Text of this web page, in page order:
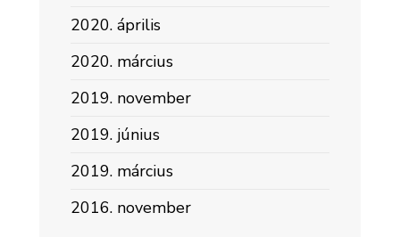
2020. április
2020. március
2019. november
2019. június
2019. március
2016. november